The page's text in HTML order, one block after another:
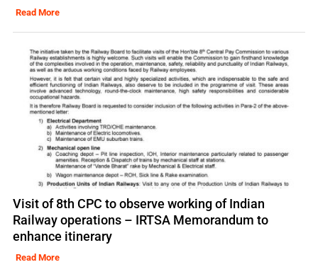
Read More
Visit of 8th CPC to observe working of Indian
Railway operations – IRTSA Memorandum to
enhance itinerary
Read More